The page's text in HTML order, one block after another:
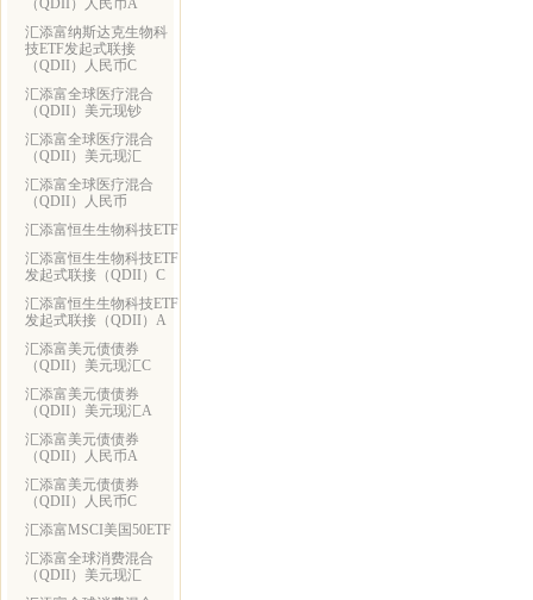
（QDII）人民币A
汇添富纳斯达克生物科
技ETF发起式联接
（QDII）人民币C
汇添富全球医疗混合
（QDII）美元现钞
汇添富全球医疗混合
（QDII）美元现汇
汇添富全球医疗混合
（QDII）人民币
汇添富恒生生物科技ETF
汇添富恒生生物科技ETF
发起式联接（QDII）C
汇添富恒生生物科技ETF
发起式联接（QDII）A
汇添富美元债债券
（QDII）美元现汇C
汇添富美元债债券
（QDII）美元现汇A
汇添富美元债债券
（QDII）人民币A
汇添富美元债债券
（QDII）人民币C
汇添富MSCI美国50ETF
汇添富全球消费混合
（QDII）美元现汇